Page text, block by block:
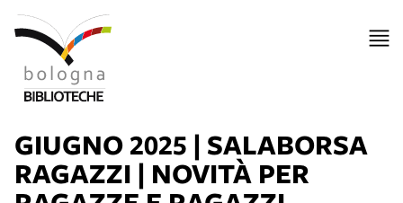
GIUGNO 2025 | SALABORSA
RAGAZZI | NOVITÀ PER